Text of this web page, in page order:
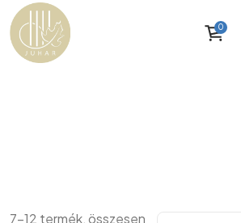
0
7–12 termék, összesen